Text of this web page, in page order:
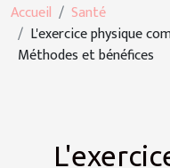
Accueil
Santé
L'exercice physique
Méthodes et bénéfices